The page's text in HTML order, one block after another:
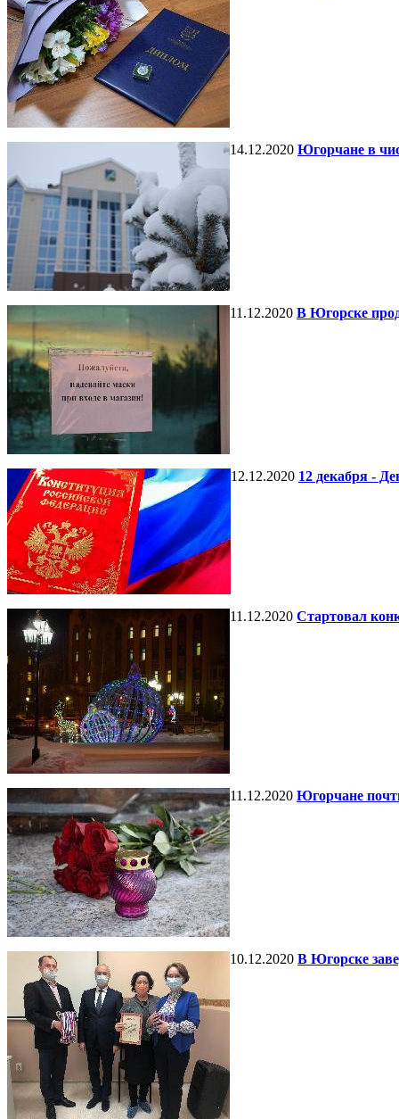
14.12.2020 Югорчане в
11.12.2020 В Югорске
12.12.2020 12 декабря -
11.12.2020 Стартовал
11.12.2020 Югорчане
10.12.2020 В Югорске